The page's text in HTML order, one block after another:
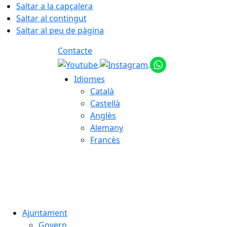
Saltar a la capçalera
Saltar al contingut
Saltar al peu de pàgina
Contacte
Idiomes
Català
Castellà
Anglès
Alemany
Francès
Ajuntament